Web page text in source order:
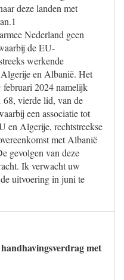
deze landen met
Nederland geen
de EU-
werkende
en Albanië. Het
2024 namelijk
68, vierde lid, van de
een associatie tot
en Algerije, rechtstreekse
met Albanië
gevolgen van deze
Ik verwacht uw
uitvoering in juni te
met